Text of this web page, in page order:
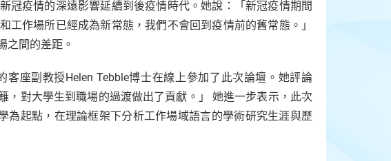
冠疫情的深遠影響延續到後疫情時代。她說：「新冠疫情期間
作場所已經成為新常態，我們不會回到疫情前的舊常態。」
之間的差距。
座副教授Helen Tebble博士在線上參加了此次論壇。她評論
，對大學生到職場的過渡做出了貢獻。」 她進一步表示，此次
為起點，在理論框架下分析工作場域語言的學術研究生涯與歷